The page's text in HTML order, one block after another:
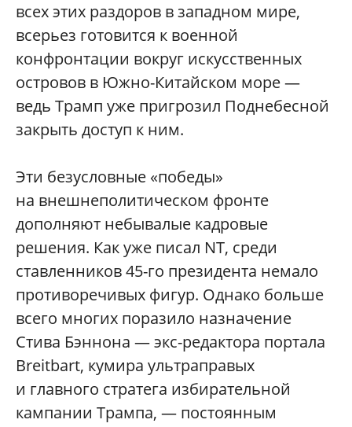
всех этих раздоров в западном мире,
всерьез готовится к военной
конфронтации вокруг искусственных
островов в Южно-Китайском море —
ведь Трамп уже пригрозил Поднебесной
закрыть доступ к ним.
Эти безусловные «победы»
на внешнеполитическом фронте
дополняют небывалые кадровые
решения. Как уже писал NT, среди
ставленников 45-го президента немало
противоречивых фигур. Однако больше
всего многих поразило назначение
Стива Бэннона — экс-редактора портала
Breitbart, кумира ультраправых
и главного стратега избирательной
кампании Трампа, — постоянным